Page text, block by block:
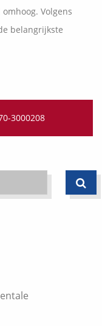
Volgens
belangrijkste
3000208